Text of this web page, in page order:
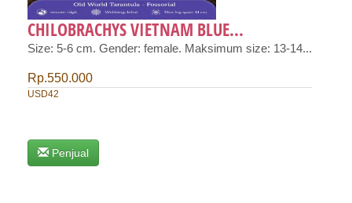
CHILOBRACHYS VIETNAM BLUE...
Size: 5-6 cm. Gender: female. Maksimum size: 13-14...
Rp.550.000
USD42
Penjual